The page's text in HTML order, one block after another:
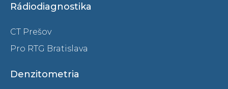
Rádiodiagnostika
CT Prešov
Pro RTG Bratislava
Denzitometria